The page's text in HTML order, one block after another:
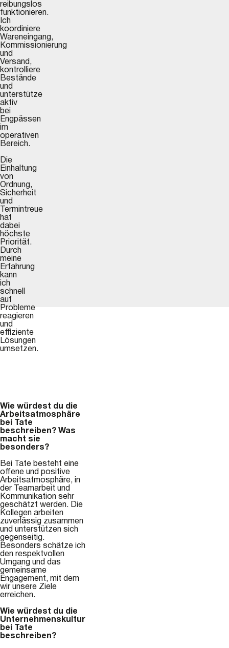
reibungslos
funktionieren.
Ich
koordiniere
Wareneingang,
Kommissionierung
und
Versand,
kontrolliere
Bestände
und
unterstütze
aktiv
bei
Engpässen
im
operativen
Bereich.
Die
Einhaltung
von
Ordnung,
Sicherheit
und
Termintreue
hat
dabei
höchste
Priorität.
Durch
meine
Erfahrung
kann
ich
schnell
auf
Probleme
reagieren
und
effiziente
Lösungen
umsetzen.
Wie würdest du die
Arbeitsatmosphäre
bei Tate
beschreiben? Was
macht sie
besonders?
Bei Tate besteht eine
offene und positive
Arbeitsatmosphäre, in
der Teamarbeit und
Kommunikation sehr
geschätzt werden. Die
Kollegen arbeiten
zuverlässig zusammen
und unterstützen sich
gegenseitig.
Besonders schätze ich
den respektvollen
Umgang und das
gemeinsame
Engagement, mit dem
wir unsere Ziele
erreichen.
Wie würdest du die
Unternehmenskultur
bei Tate
beschreiben?